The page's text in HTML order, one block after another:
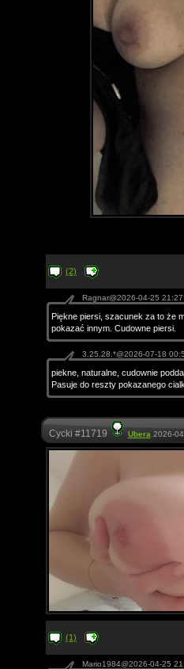
(2)
Ragnar@2026-04-25
Piękne piersi, szacunek za to że
pokazać innym. Cudowne piersi.
3.25.28.*@2026-07-18
piekne, naturalne, cudownie
Pasuje do reszty pokazanego
Cycki #11719 Ubera 2026-
(1)
Mario1984@2026-04-25